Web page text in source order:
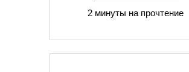
2 минуты на прочтение